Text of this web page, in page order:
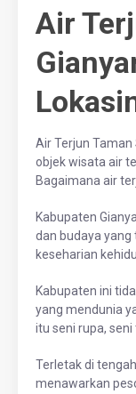
Air
Air Terjun Taman
objek wisata air
Bagaimana air
Kabupaten
dan budaya
keseharian
Kabupaten ini
yang mendunia
itu seni rupa, seni
Terletak di
menawarkan